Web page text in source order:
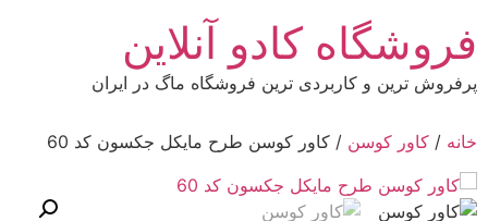
محتوا
فروشگاه کادو آنلاین
پرفروش ترین و کاربردی ترین فروشگاه ماگ در ایران
خانه / کاور کوسن / کاور کوسن طرح مایکل جکسون کد 60